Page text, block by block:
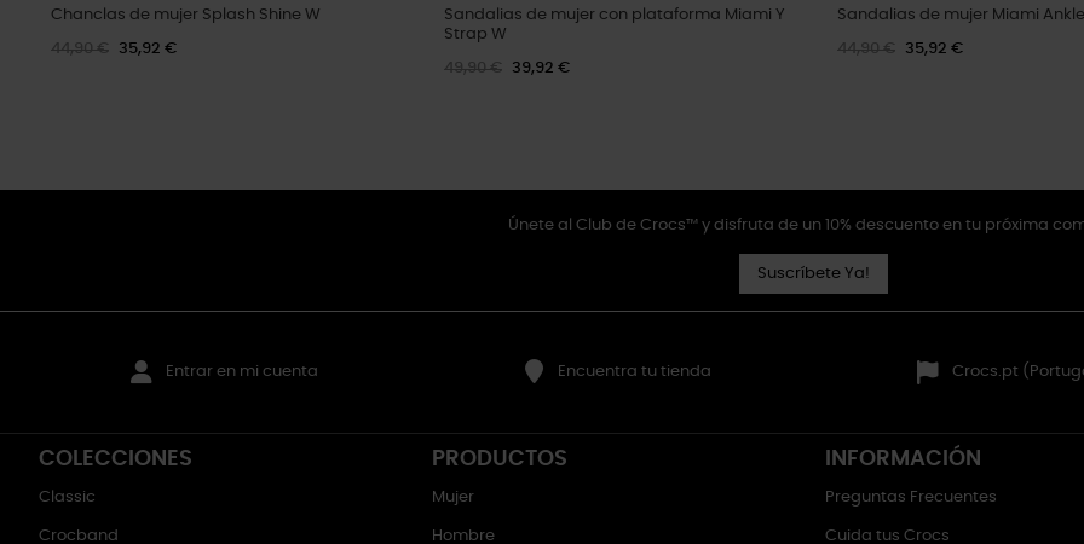
Chanclas de mujer Splash Shine W
44,90 € 35,92 €
Sandalias de mujer con plataforma Miami Y
Strap W
49,90 € 39,92 €
Sandalias de mujer Miami
44,90 € 35,92 €
Únete al Club de Crocs™ y disfruta de un 10% descuento en tu próxima
Suscríbete Ya!
Entrar en mi cuenta Encuentra tu tienda Crocs.pt
COLECCIONES
Classic
Crocband
PRODUCTOS
Mujer
Hombre
INFORMACIÓN
Preguntas Frecuentes
Cuida tus Crocs